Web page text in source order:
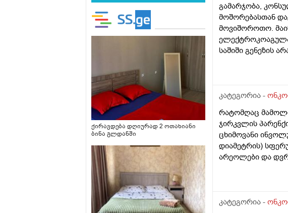
ქირავდება დღიურად 2 ოთახიანი
ბინა გლდანში
გამარჯობა,
მოშორებასთან
მოვიშოროთო.
საშიში გენეზის
კატეგორია -
რატომღაც
ჯირკვლის
ცხიმოვანი
დიამეტრის)
არეოლები და
კატეგორია -